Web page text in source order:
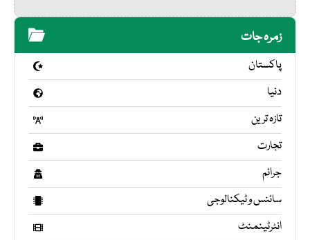
زمرہ جات
پاکستان
دنیا
تازہ ترین
تجارت
جرائم
سائنس و ٹیکنالوجی
انٹرٹینمنٹ